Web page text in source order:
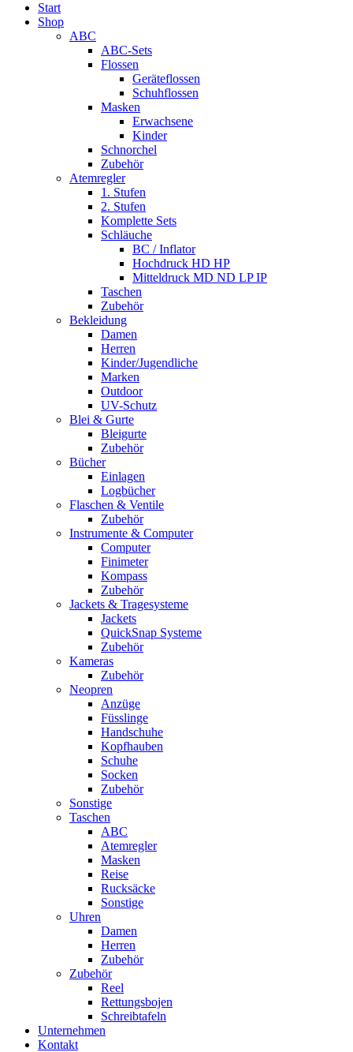
Start
Shop
ABC
ABC-Sets
Flossen
Geräteflossen
Schuhflossen
Masken
Erwachsene
Kinder
Schnorchel
Zubehör
Atemregler
1. Stufen
2. Stufen
Komplette Sets
Schläuche
BC / Inflator
Hochdruck HD HP
Mitteldruck MD ND LP IP
Taschen
Zubehör
Bekleidung
Damen
Herren
Kinder/Jugendliche
Marken
Outdoor
UV-Schutz
Blei & Gurte
Bleigurte
Zubehör
Bücher
Einlagen
Logbücher
Flaschen & Ventile
Zubehör
Instrumente & Computer
Computer
Finimeter
Kompass
Zubehör
Jackets & Tragesysteme
Jackets
QuickSnap Systeme
Zubehör
Kameras
Zubehör
Neopren
Anzüge
Füsslinge
Handschuhe
Kopfhauben
Schuhe
Socken
Zubehör
Sonstige
Taschen
ABC
Atemregler
Masken
Reise
Rucksäcke
Sonstige
Uhren
Damen
Herren
Zubehör
Zubehör
Reel
Rettungsbojen
Schreibtafeln
Unternehmen
Kontakt